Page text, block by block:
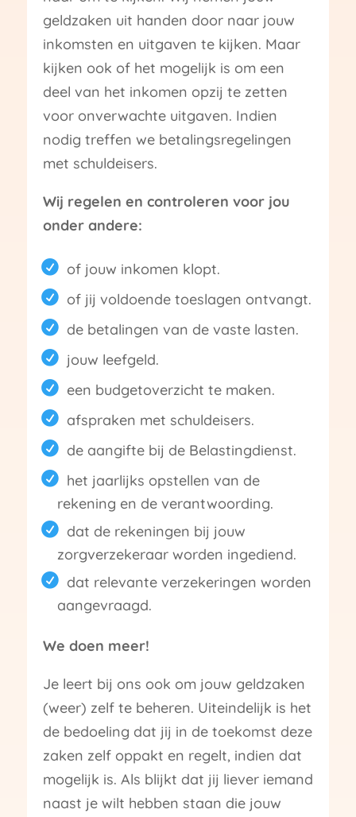
geldzaken uit handen door naar jouw
inkomsten en uitgaven te kijken. Maar
kijken ook of het mogelijk is om een
deel van het inkomen opzij te zetten
voor onverwachte uitgaven. Indien
nodig treffen we betalingsregelingen
met schuldeisers.
Wij regelen en controleren voor jou
onder andere:
of jouw inkomen klopt.
of jij voldoende toeslagen ontvangt.
de betalingen van de vaste lasten.
jouw leefgeld.
een budgetoverzicht te maken.
afspraken met schuldeisers.
de aangifte bij de Belastingdienst.
het jaarlijks opstellen van de
rekening en de verantwoording.
dat de rekeningen bij jouw
zorgverzekeraar worden ingediend.
dat relevante verzekeringen worden
aangevraagd.
We doen meer!
Je leert bij ons ook om jouw geldzaken
(weer) zelf te beheren. Uiteindelijk is het
de bedoeling dat jij in de toekomst deze
zaken zelf oppakt en regelt, indien dat
mogelijk is. Als blijkt dat jij liever iemand
naast je wilt hebben staan die jouw